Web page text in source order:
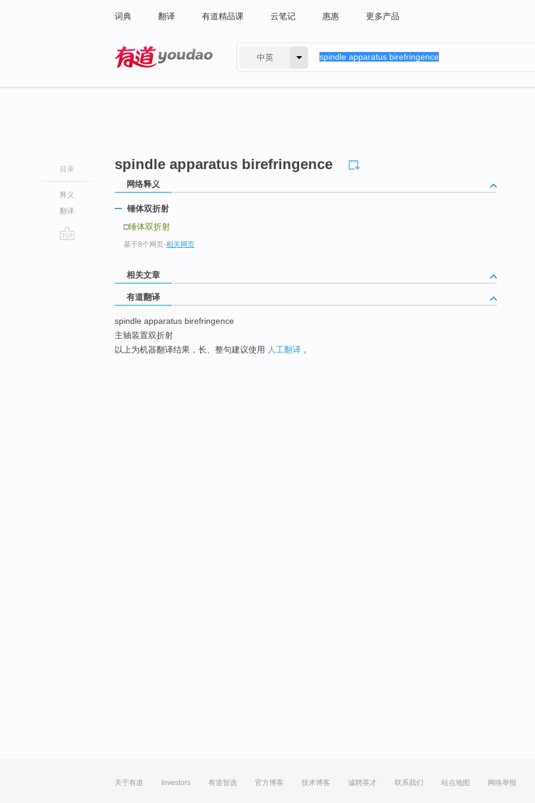
词典 翻译 有道精品课 云笔记 惠惠 更多产品
中英
目录
释义
翻译
spindle apparatus birefringence
网络释义
锤体双折射
□锤体双折射
基于8个网页-相关网页
相关文章
有道翻译
spindle apparatus birefringence
主轴装置双折射
以上为机器翻译结果，长、整句建议使用 人工翻译 。
关于有道 Investors 有道智选 官方博客 技术博客 诚聘英才 联系我们 站点地图 网络举报